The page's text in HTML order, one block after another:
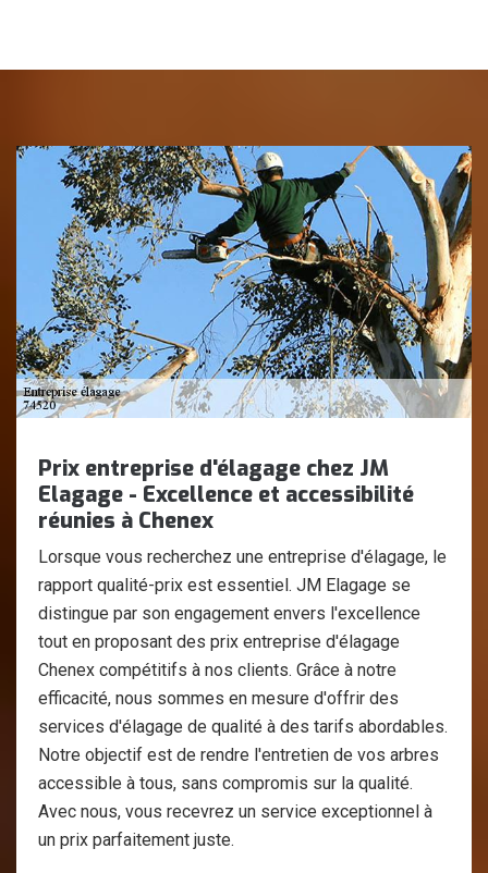
Prix entreprise d'élagage chez JM
Elagage - Excellence et accessibilité
réunies à Chenex
Lorsque vous recherchez une entreprise d'élagage, le
rapport qualité-prix est essentiel. JM Elagage se
distingue par son engagement envers l'excellence
tout en proposant des prix entreprise d'élagage
Chenex compétitifs à nos clients. Grâce à notre
efficacité, nous sommes en mesure d'offrir des
services d'élagage de qualité à des tarifs abordables.
Notre objectif est de rendre l'entretien de vos arbres
accessible à tous, sans compromis sur la qualité.
Avec nous, vous recevrez un service exceptionnel à
un prix parfaitement juste.